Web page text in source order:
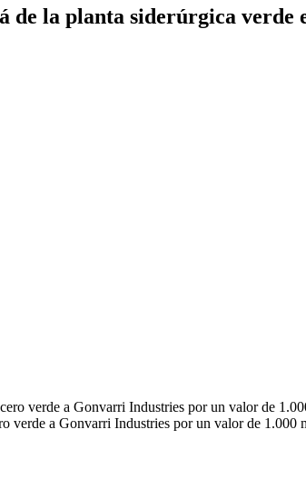
de la planta siderúrgica verde
verde a Gonvarri Industries por un valor de 1.000